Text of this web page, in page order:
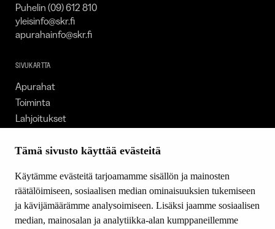
Tämä sivusto käyttää evästeitä
Käytämme evästeitä tarjoamamme sisällön ja mainosten
räätälöimiseen, sosiaalisen median ominaisuuksien tukemiseen
ja kävijämäärämme analysoimiseen. Lisäksi jaamme sosiaalisen
median, mainosalan ja analytiikka-alan kumppaneillemme
Puhelin (09) 612 810
yleisinfo@skr.fi
apurahainfo@skr.fi
SIVUKARTTA
Apurahat
Toiminta
Lahjoitukset
Ajankohtaista
Yhteystiedot
SEURAA MEITÄ